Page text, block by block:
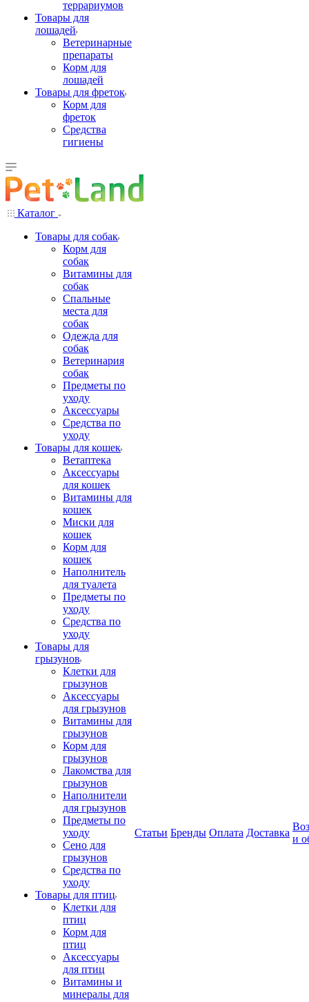
террариумов
Товары для
лошадей
Ветеринарные
препараты
Корм для
лошадей
Товары для фреток
Корм для
фреток
Средства
гигиены
Каталог
Товары для собак
Корм для
собак
Витамины для
собак
Спальные
места для
собак
Одежда для
собак
Ветеринария
собак
Предметы по
уходу
Аксессуары
Средства по
уходу
Товары для кошек
Ветаптека
Аксессуары
для кошек
Витамины для
кошек
Миски для
кошек
Корм для
кошек
Наполнитель
для туалета
Предметы по
уходу
Средства по
уходу
Товары для
грызунов
Клетки для
грызунов
Аксессуары
для грызунов
Витамины для
грызунов
Корм для
грызунов
Лакомства для
грызунов
Наполнители
для грызунов
Предметы по
уходу
Сено для
грызунов
Средства по
уходу
Товары для птиц
Клетки для
птиц
Корм для
птиц
Аксессуары
для птиц
Витамины и
минералы для
Статьи Бренды Оплата Доставка
и